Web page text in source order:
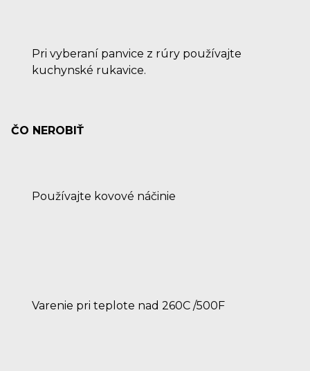
Pri vyberaní panvice z rúry používajte
kuchynské rukavice.
ČO NEROBIŤ
Používajte kovové náčinie
Varenie pri teplote nad 260C /500F